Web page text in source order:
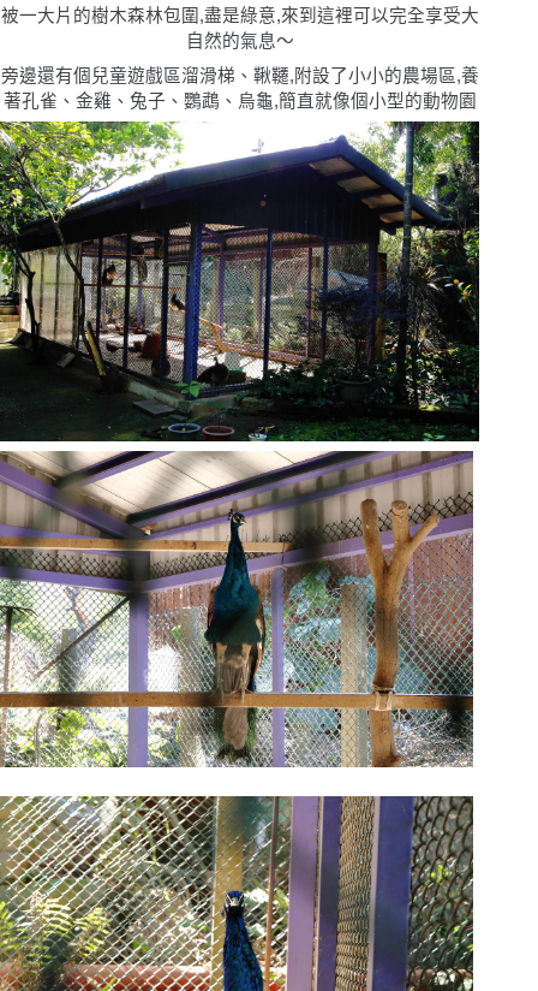
被一大片的樹木森林包圍,盡是綠意,來到這裡可以完全享受大
自然的氣息〜
旁邊還有個兒童遊戲區溜滑梯、鞦韆,附設了小小的農場區,養
著孔雀、金雞、兔子、鸚鵡、烏龜,簡直就像個小型的動物園